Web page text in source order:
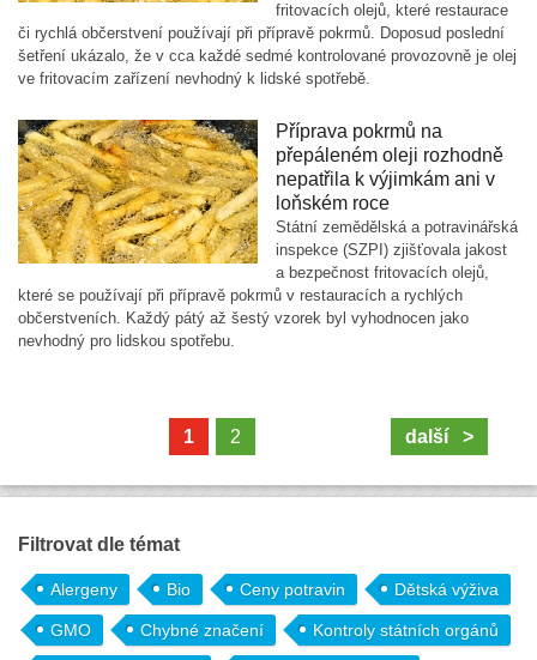
fritovacích olejů, které restaurace
či rychlá občerstvení používají při přípravě pokrmů. Doposud poslední
šetření ukázalo, že v cca každé sedmé kontrolované provozovně je olej
ve fritovacím zařízení nevhodný k lidské spotřebě.
Příprava pokrmů na
přepáleném oleji rozhodně
nepatřila k výjimkám ani v
loňském roce
Státní zemědělská a potravinářská
inspekce (SZPI) zjišťovala jakost
a bezpečnost fritovacích olejů,
které se používají při přípravě pokrmů v restauracích a rychlých
občerstveních. Každý pátý až šestý vzorek byl vyhodnocen jako
nevhodný pro lidskou spotřebu.
1 2 další >
Filtrovat dle témat
Alergeny Bio Ceny potravin Dětská výživa
GMO Chybné značení Kontroly státních orgánů